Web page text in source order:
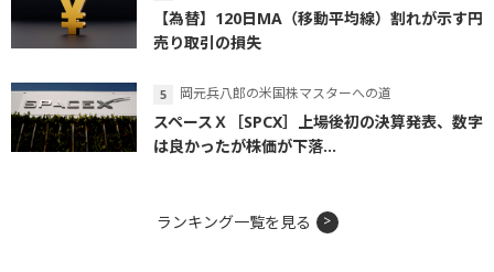
【為替】120日MA（移動平均線）割れが示す円
売り取引の損失
岡元兵八郎の米国株マスターへの道
スペースＸ［SPCX］上場後初の決算発表、数字
は良かったが株価が下落...
ランキング一覧を見る